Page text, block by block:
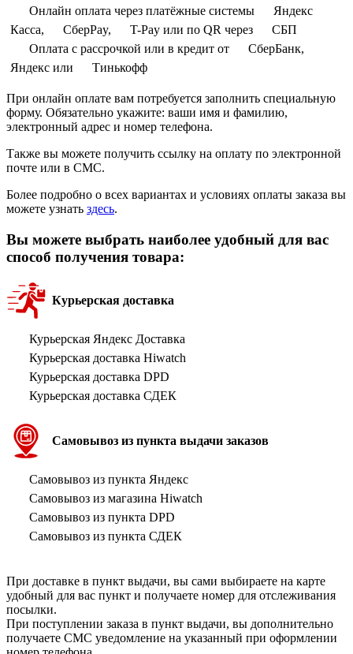
Онлайн оплата через платёжные системы
Яндекс
Касса,
СберPay, T-Pay или по QR через
СБП
Оплата с рассрочкой или в кредит от
СберБанк,
Яндекс или
Тинькофф
При онлайн оплате вам потребуется заполнить специальную
форму. Обязательно укажите: ваши имя и фамилию,
электронный адрес и номер телефона.
Также вы можете получить ссылку на оплату по электронной
почте или в СМС.
Более подробно о всех вариантах и условиях оплаты заказа вы
можете узнать здесь.
Вы можете выбрать наиболее удобный для вас
способ получения товара:
Курьерская доставка
Курьерская Яндекс Доставка
Курьерская доставка Hiwatch
Курьерская доставка DPD
Курьерская доставка СДЕК
Самовывоз из пункта выдачи заказов
Самовывоз из пункта Яндекс
Самовывоз из магазина Hiwatch
Самовывоз из пункта DPD
Самовывоз из пункта СДЕК
При доставке в пункт выдачи, вы сами выбираете на карте
удобный для вас пункт и получаете номер для отслеживания
посылки.
При поступлении заказа в пункт выдачи, вы дополнительно
получаете СМС уведомление на указанный при оформлении